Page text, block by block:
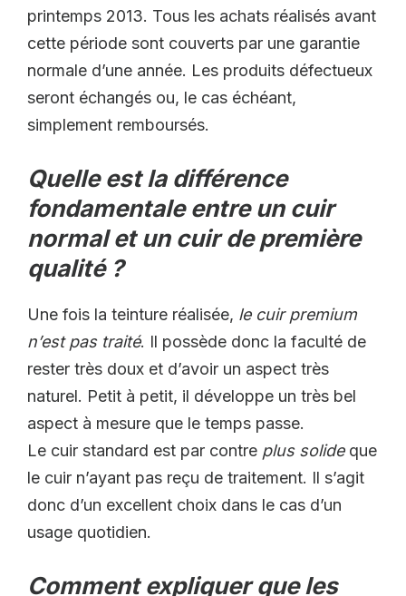
printemps 2013. Tous les achats réalisés avant
cette période sont couverts par une garantie
normale d’une année. Les produits défectueux
seront échangés ou, le cas échéant,
simplement remboursés.
Quelle est la différence
fondamentale entre un cuir
normal et un cuir de première
qualité ?
Une fois la teinture réalisée, le cuir premium
n’est pas traité. Il possède donc la faculté de
rester très doux et d’avoir un aspect très
naturel. Petit à petit, il développe un très bel
aspect à mesure que le temps passe.
Le cuir standard est par contre plus solideque
le cuir n’ayant pas reçu de traitement. Il s’agit
donc d’un excellent choix dans le cas d’un
usage quotidien.
Comment expliquer que les